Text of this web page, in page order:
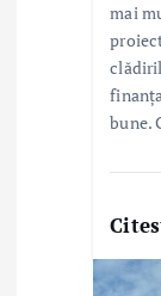
mai
bune.